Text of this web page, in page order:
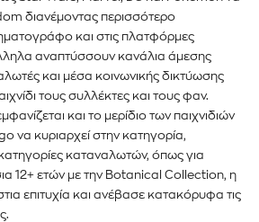
πρώτοι για τα νέα
τις εξελίξεις της
εισάγετε τη διεύθυνση email σας
κλικ στο κουμπί εγγραφής
σεβόμαστε την ιδιωτικότητά σας
ανεπιθύμητα μηνύματα. Οι
ασφαλείς μαζί μας.
διανέμοντας περισσότερο
και στις πλατφόρμες
αναπτύσσουν κανάλια άμεσης
και μέσα κοινωνικής δικτύωσης
τους συλλέκτες και τους φαν.
και το μερίδιο των παιχνιδιών
να κυριαρχεί στην κατηγορία,
καταναλωτών, όπως για
12+ ετών με την Botanical Collection, η
επιτυχία και ανέβασε κατακόρυφα τις